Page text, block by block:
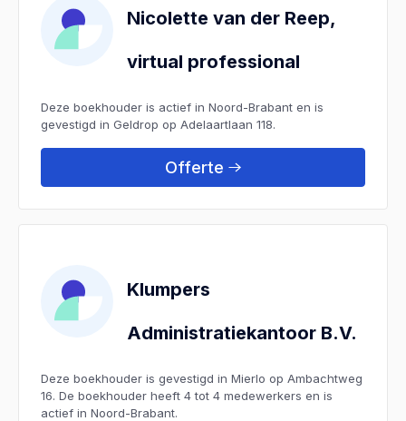
Nicolette van der Reep,
virtual professional
Deze boekhouder is actief in Noord-Brabant en is
gevestigd in Geldrop op Adelaartlaan 118.
Offerte
Klumpers
Administratiekantoor B.V.
Deze boekhouder is gevestigd in Mierlo op Ambachtweg
16. De boekhouder heeft 4 tot 4 medewerkers en is
actief in Noord-Brabant.